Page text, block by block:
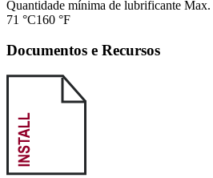
Quantidade mínima de lubrificante Max.
71 °C160 °F
Documentos e Recursos